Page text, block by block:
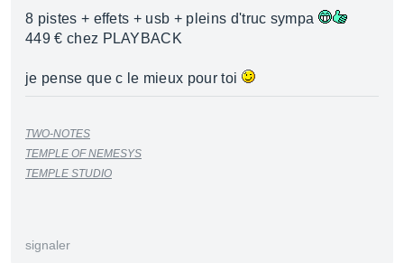
8 pistes + effets + usb + pleins d'truc sympa
449 € chez PLAYBACK
je pense que c le mieux pour toi
TWO-NOTES
TEMPLE OF NEMESYS
TEMPLE STUDIO
signaler